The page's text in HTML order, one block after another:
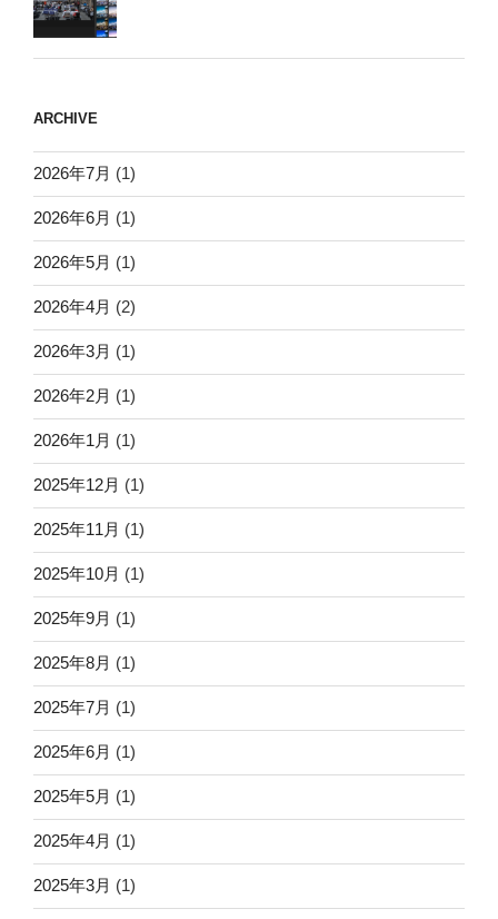
ARCHIVE
2026年7月 (1)
2026年6月 (1)
2026年5月 (1)
2026年4月 (2)
2026年3月 (1)
2026年2月 (1)
2026年1月 (1)
2025年12月 (1)
2025年11月 (1)
2025年10月 (1)
2025年9月 (1)
2025年8月 (1)
2025年7月 (1)
2025年6月 (1)
2025年5月 (1)
2025年4月 (1)
2025年3月 (1)